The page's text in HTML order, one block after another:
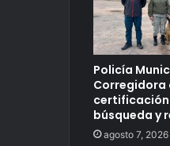
Policía
Corregidora
búsqueda y
agosto 7, 2026